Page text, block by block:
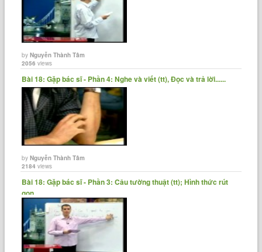
byNguyễn Thành Tâm
2056 views
Bài 18: Gặp bác sĩ - Phần 4: Nghe và viết (tt), Đọc và trả lời......
byNguyễn Thành Tâm
2184 views
Bài 18: Gặp bác sĩ - Phần 3: Câu tường thuật (tt); Hình thức rút
gọn......